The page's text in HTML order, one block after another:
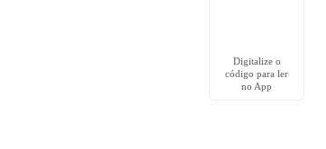
Digitalize o
código para ler
no App